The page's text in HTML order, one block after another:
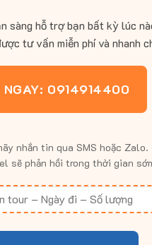
sàng hỗ trợ bạn bất kỳ lúc
tư vấn miễn phí và nhanh
NGAY: 0914914400
nhắn tin qua SMS hoặc
sẽ phản hồi trong thời gian